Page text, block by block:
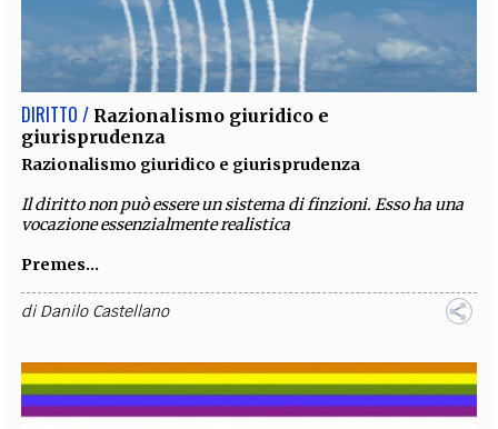
DIRITTO / Razionalismo giuridico e
giurisprudenza
Razionalismo giuridico e giurisprudenza
Il diritto non può essere un sistema di finzioni. Esso ha una
vocazione essenzialmente realistica
Premes...
diDanilo Castellano